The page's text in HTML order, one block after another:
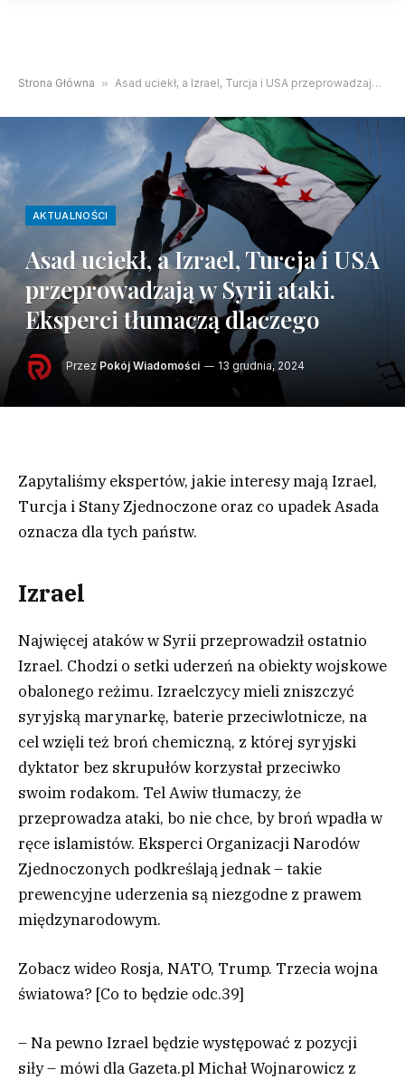
Strona Główna » Asad uciekł, a Izrael, Turcja i USA przeprowadzają w Syrii ataki. Eksperci tłumaczą dlaczego
AKTUALNOŚCI
Asad uciekł, a Izrael, Turcja i USA
przeprowadzają w Syrii ataki.
Eksperci tłumaczą dlaczego
Przez Pokój Wiadomości 13 grudnia, 2024
Zapytaliśmy ekspertów, jakie interesy mają Izrael,
Turcja i Stany Zjednoczone oraz co upadek Asada
oznacza dla tych państw.
Izrael
Najwięcej ataków w Syrii przeprowadził ostatnio
Izrael. Chodzi o setki uderzeń na obiekty wojskowe
obalonego reżimu. Izraelczycy mieli zniszczyć
syryjską marynarkę, baterie przeciwlotnicze, na
cel wzięli też broń chemiczną, z której syryjski
dyktator bez skrupułów korzystał przeciwko
swoim rodakom. Tel Awiw tłumaczy, że
przeprowadza ataki, bo nie chce, by broń wpadła w
ręce islamistów. Eksperci Organizacji Narodów
Zjednoczonych podkreślają jednak – takie
prewencyjne uderzenia są niezgodne z prawem
międzynarodowym.
Zobacz wideo Rosja, NATO, Trump. Trzecia wojna
światowa? [Co to będzie odc.39]
– Na pewno Izrael będzie występować z pozycji
siły – mówi dla Gazeta.pl Michał Wojnarowicz z